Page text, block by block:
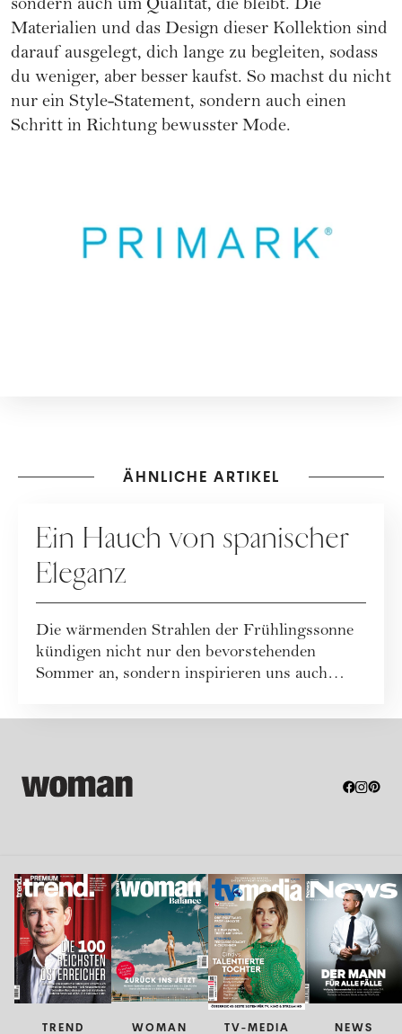
sondern auch um Qualität, die bleibt. Die
Materialien und das Design dieser Kollektion sind
darauf ausgelegt, dich lange zu begleiten, sodass
du weniger, aber besser kaufst. So machst du nicht
nur ein Style-Statement, sondern auch einen
Schritt in Richtung bewusster Mode.
ÄHNLICHE ARTIKEL
Ein Hauch von spanischer
Eleganz
Die wärmenden Strahlen der Frühlingssonne
kündigen nicht nur den bevorstehenden
Sommer an, sondern inspirieren uns auch
TREND WOMAN TV-MEDIA NEWS